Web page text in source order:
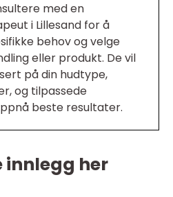
med en
i Lillesand for å
behov og velge
eller produkt. De vil
på din hudtype,
og tilpassede
beste resultater.
innlegg her